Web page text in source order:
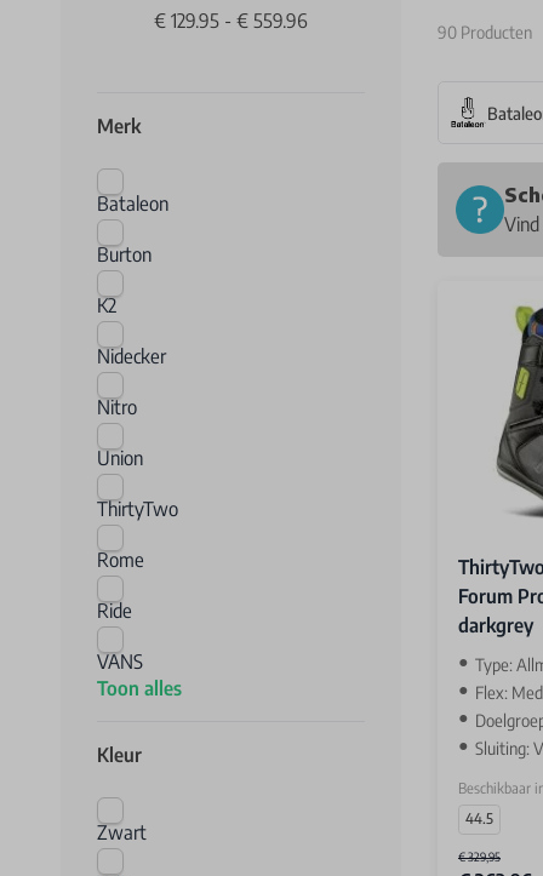
€ 129.95 - € 559.96
Merk
Bataleon
Burton
K2
Nidecker
Nitro
Union
ThirtyTwo
Rome
Ride
VANS
Toon alles
Kleur
Zwart
90 Producten
Forum
darkgrey
Type:
Flex:
Sluiting:
Beschikbaar
44.5
€ 329,95